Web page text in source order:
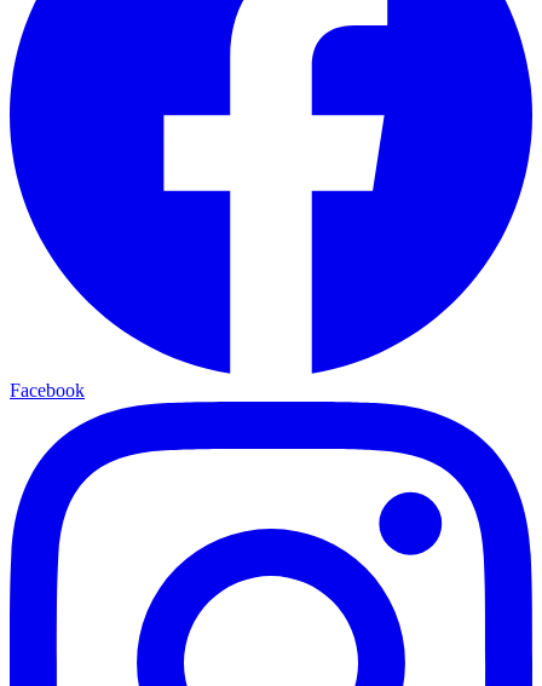
Facebook